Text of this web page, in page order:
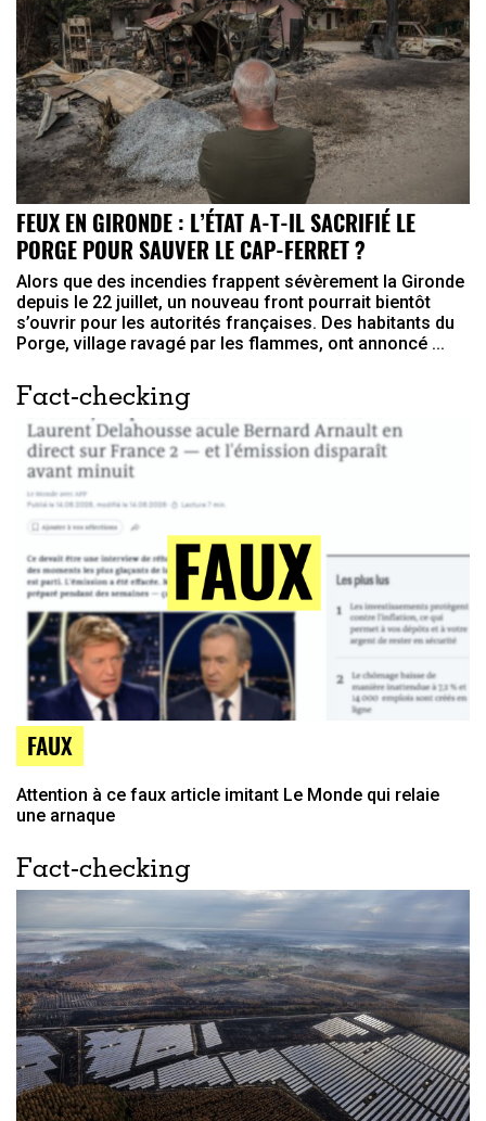
FEUX EN GIRONDE : L’ÉTAT A-T-IL SACRIFIÉ LE
PORGE POUR SAUVER LE CAP-FERRET ?
Alors que des incendies frappent sévèrement la Gironde
depuis le 22 juillet, un nouveau front pourrait bientôt
s’ouvrir pour les autorités françaises. Des habitants du
Porge, village ravagé par les flammes, ont annoncé ...
Fact-checking
FAUX
Attention à ce faux article imitant Le Monde qui relaie
une arnaque
Fact-checking